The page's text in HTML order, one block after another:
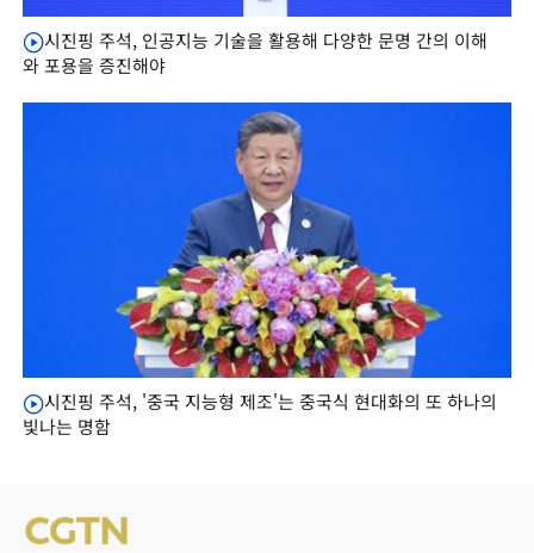
시진핑 주석, 인공지능 기술을 활용해 다양한 문명 간의 이해
와 포용을 증진해야
시진핑 주석, '중국 지능형 제조'는 중국식 현대화의 또 하나의
빛나는 명함